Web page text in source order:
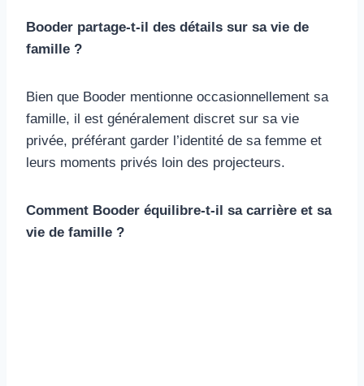
Booder partage-t-il des détails sur sa vie de
famille ?
Bien que Booder mentionne occasionnellement sa
famille, il est généralement discret sur sa vie
privée, préférant garder l’identité de sa femme et
leurs moments privés loin des projecteurs.
Comment Booder équilibre-t-il sa carrière et sa
vie de famille ?